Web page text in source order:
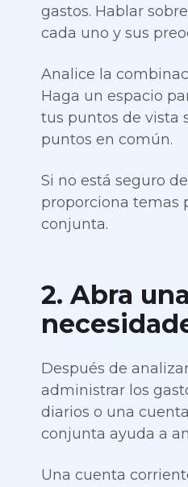
gastos. Hablar
cada uno y sus
Analice la
Haga un espacio
tus puntos de vista
puntos en común.
Si no está seguro
proporciona temas
conjunta.
2. Abra
Después de
administrar los
diarios o una
conjunta ayuda a
Una cuenta